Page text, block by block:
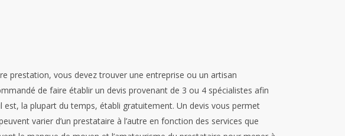
prestation, vous devez trouver une entreprise ou un artisan
de faire établir un devis provenant de 3 ou 4 spécialistes afin
est, la plupart du temps, établi gratuitement. Un devis vous permet
varier d’un prestataire à l’autre en fonction des services que